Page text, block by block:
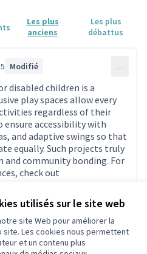
utilisés sur le site web
site Web pour améliorer la
Les cookies nous permettent
et un contenu plus
Les plus
anciens
Les plus
débattus
Modifié …
disabled children is a
play spaces allow every
regardless of their
ensure accessibility with
and adaptive swings so that
equally. Such projects truly
and community bonding. For
check out
work on this initiative!
0